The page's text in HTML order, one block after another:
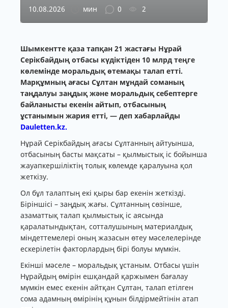
10.08.2026 мин 0 2
Шымкентте қаза тапқан 21 жастағы Нұрай
Серікбайдың отбасы күдіктіден 10 млрд теңге
көлемінде моральдық өтемақы талап етті.
Марқұмның ағасы Сұлтан мұндай соманың
таңдалуы заңдық және моральдық себептерге
байланысты екенін айтып, отбасының
ұстанымын жария етті, — деп хабарлайды
Dauletten.kz.
Нұрай Серікбайдың ағасы Сұлтанның айтуынша,
отбасының басты мақсаты – қылмыстық іс бойынша
жауапкершіліктің толық көлемде қаралуына қол
жеткізу.
Ол бұл талаптың екі қыры бар екенін жеткізді.
Біріншісі – заңдық жағы. Сұлтанның сөзінше,
азаматтық талап қылмыстық іс аясында
қаралатындықтан, сотталушының материалдық
міндеттемелері оның жазасын өтеу мәселелерінде
ескерілетін факторлардың бірі болуы мүмкін.
Екінші мәселе – моральдық ұстаным. Отбасы үшін
Нұрайдың өмірін ешқандай қаржымен бағалау
мүмкін емес екенін айтқан Сұлтан, талап етілген
сома адамның өмірінің құнын білдірмейтінін атап